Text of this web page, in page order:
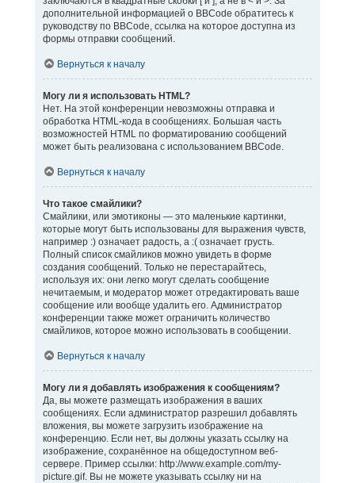
дополнительной информацией о BBCode обратитесь к
руководству по BBCode, ссылка на которое доступна из
формы отправки сообщений.
Вернуться к началу
Могу ли я использовать HTML?
Нет. На этой конференции невозможны отправка и
обработка HTML-кода в сообщениях. Большая часть
возможностей HTML по форматированию сообщений
может быть реализована с использованием BBCode.
Вернуться к началу
Что такое смайлики?
Смайлики, или эмотиконы — это маленькие картинки,
которые могут быть использованы для выражения чувств,
например :) означает радость, а :( означает грусть.
Полный список смайликов можно увидеть в форме
создания сообщений. Только не перестарайтесь,
используя их: они легко могут сделать сообщение
нечитаемым, и модератор может отредактировать ваше
сообщение или вообще удалить его. Администратор
конференции также может ограничить количество
смайликов, которое можно использовать в сообщении.
Вернуться к началу
Могу ли я добавлять изображения к сообщениям?
Да, вы можете размещать изображения в ваших
сообщениях. Если администратор разрешил добавлять
вложения, вы можете загрузить изображение на
конференцию. Если нет, вы должны указать ссылку на
изображение, сохранённое на общедоступном веб-
сервере. Пример ссылки: http://www.example.com/my-
picture.gif. Вы не можете указывать ссылку ни на